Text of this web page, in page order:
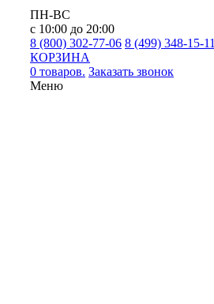
ПН-ВС
с 10:00 до 20:00
8 (800) 302-77-06 8 (499) 348-15-11
КОРЗИНА
0 товаров. Заказать звонок
Меню